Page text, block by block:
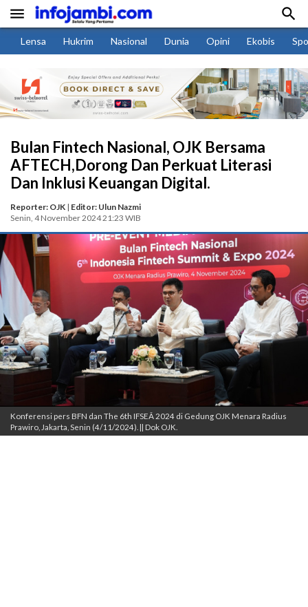
 
Lensa Hukrim Nasional Dunia Opini Ekobis
Bulan Fintech Nasional, OJK Bersama
AFTECH,Dorong Dan Perkuat Literasi
Dan Inklusi Keuangan Digital.
Reporter: OJK | Editor: Ulun Nazmi
Senin, 4 November 2024 21:23 WIB
Konferensi pers BFN dan The 6th IFSEÂ 2024 di Gedung OJK Menara Radius
Prawiro, Jakarta, Senin (4/11/2024). || Dok OJK.